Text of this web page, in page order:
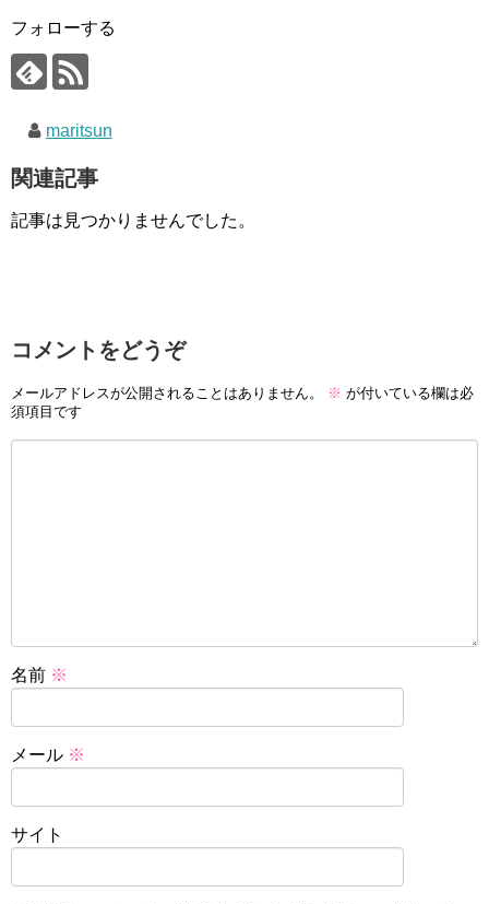
フォローする
maritsun
関連記事
記事は見つかりませんでした。
コメントをどうぞ
メールアドレスが公開されることはありません。 ※ が付いている欄は必
須項目です
名前 ※
メール ※
サイト